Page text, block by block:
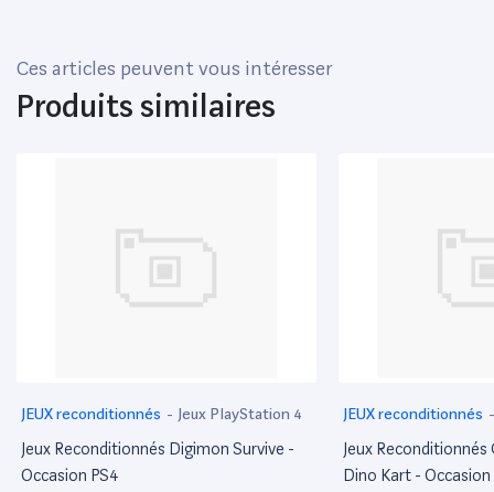
Ces articles peuvent vous intéresser
Produits similaires
JEUX reconditionnés - Jeux PlayStation 4
Jeux Reconditionnés Digimon Survive -
Occasion PS4
JEUX reconditionnés -
Jeux
Dino Kart - Occasion